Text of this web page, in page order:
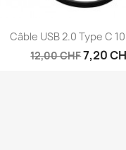
Anteprima
Câble USB 2.0 Type C
12,00 CHF7,20